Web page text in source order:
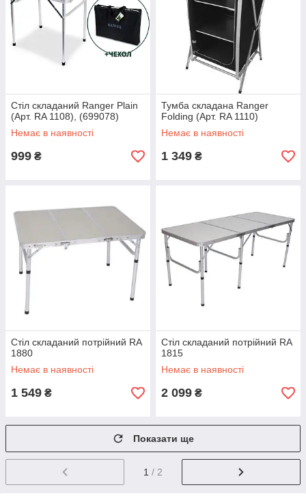
Стіл складаний Ranger Plain
(Арт. RA 1108), (699078)
Немає в наявності
999 ₴
Тумба складана Ranger
Folding (Арт. RA 1110)
Немає в наявності
1 349 ₴
Стіл складаний потрійний RA
1880
Немає в наявності
1 549 ₴
Стіл складаний потрійний RA
1815
Немає в наявності
2 099 ₴
Показати ще
1 / 2